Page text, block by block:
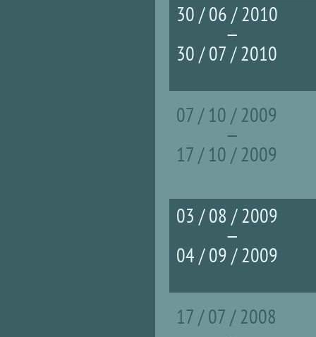
30 / 06 / 2010
—
30 / 07 / 2010
07 / 10 / 2009
—
17 / 10 / 2009
03 / 08 / 2009
—
04 / 09 / 2009
17 / 07 / 2008
Страницы